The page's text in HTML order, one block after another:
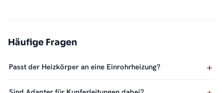
Häufige Fragen
Passt der Heizkörper an eine Einrohrheizung?